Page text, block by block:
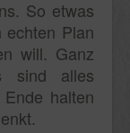
So etwas
Plan
will. Ganz
sind alles
halten